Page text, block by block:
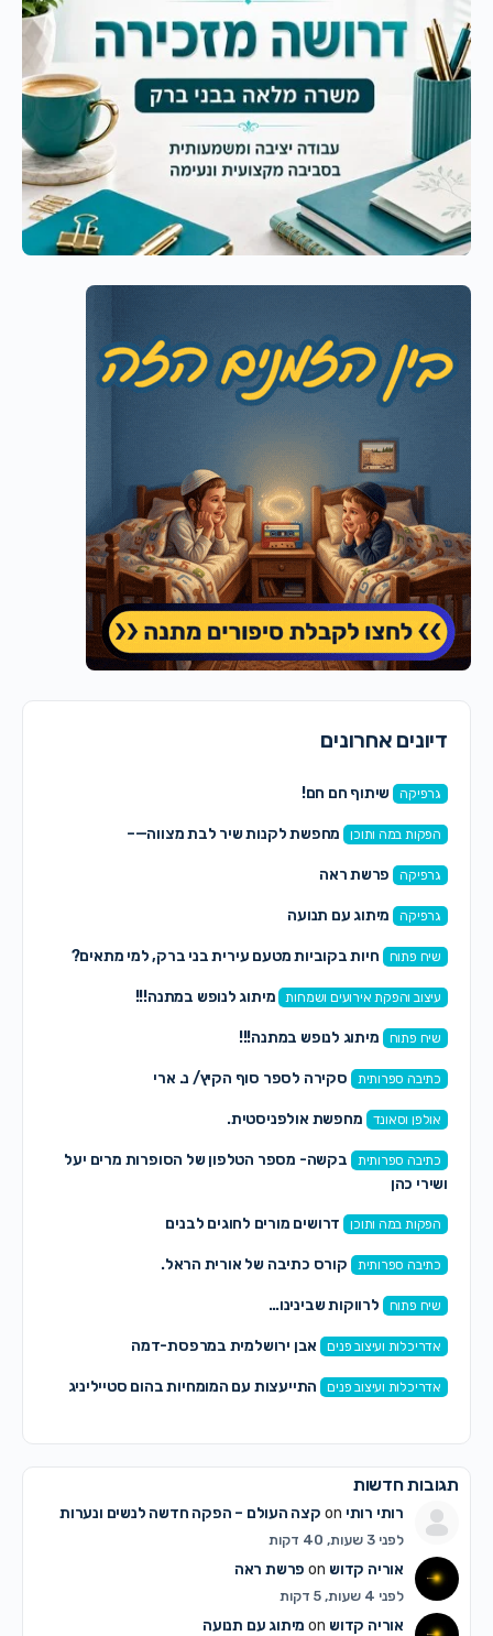
דיונים אחרונים
גרפיקה שיתוף חם חם!
הפקות במה ותוכן מחפשת לקנות שיר לבת מצווה—–
גרפיקה פרשת ראה
גרפיקה מיתוג עם תנועה
שיח פתוח חיות בקוביות מטעם עירית בני ברק, למי מתאים?
עיצוב והפקת אירועים ושמחות מיתוג לנופש במתנה!!!
שיח פתוח מיתוג לנופש במתנה!!!
כתיבה ספרותית סקירה לספר סוף הקיץ/ נ. ארי
אולפן וסאונד מחפשת אולפניסטית.
כתיבה ספרותית
בקשה- מספר הטלפון של הסופרות מרים יעל
ושירי כהן
הפקות במה ותוכן דרושים מורים לחוגים לבנים
כתיבה ספרותית קורס כתיבה של אורית הראל.
שיח פתוח לרווקות שבינינו…
אדריכלות ועיצוב פנים אבן ירושלמית במרפסת-דמה
אדריכלות ועיצוב פנים התייעצות עם המומחיות בהום סטייליניג
תגובות חדשות
רותי רותיon קצה העולם – הפקה חדשה לנשים ונערות
לפני 3 שעות, 40 דקות
אוריה קדושon פרשת ראה
לפני 4 שעות, 5 דקות
אוריה קדושon מיתוג עם תנועה